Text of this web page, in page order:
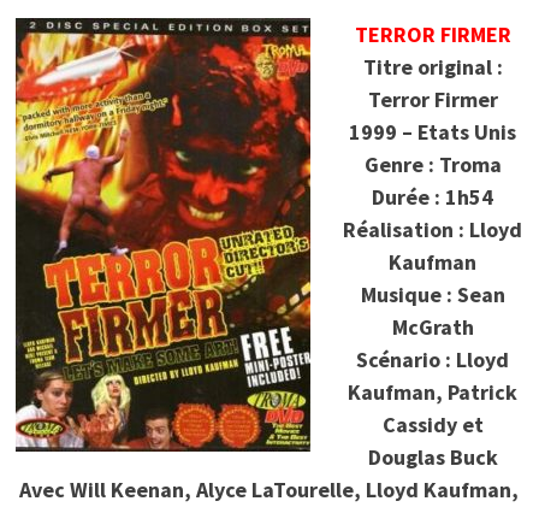
TERROR FIRMER
Titre original :
Terror Firmer
1999 – Etats Unis
Genre : Troma
Durée : 1h54
Réalisation : Lloyd
Kaufman
Musique : Sean
McGrath
Scénario : Lloyd
Kaufman, Patrick
Cassidy et
Douglas Buck
Avec Will Keenan, Alyce LaTourelle, Lloyd Kaufman,